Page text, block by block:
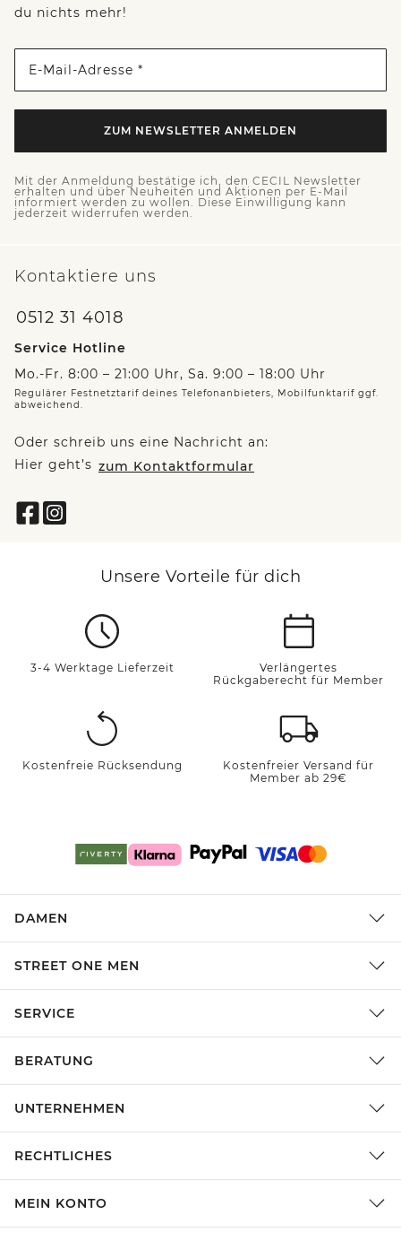
du nichts mehr!
E-Mail-Adresse *
ZUM NEWSLETTER ANMELDEN
Mit der Anmeldung bestätige ich, den CECIL Newsletter
erhalten und über Neuheiten und Aktionen per E-Mail
informiert werden zu wollen. Diese Einwilligung kann
jederzeit widerrufen werden.
Kontaktiere uns
0512 31 4018
Service Hotline
Mo.-Fr. 8:00 – 21:00 Uhr, Sa. 9:00 – 18:00 Uhr
Regulärer Festnetztarif deines Telefonanbieters, Mobilfunktarif ggf.
abweichend.
Oder schreib uns eine Nachricht an:
Hier geht’s zum Kontaktformular
Unsere Vorteile für dich
3-4 Werktage Lieferzeit
Verlängertes
Rückgaberecht für Member
Kostenfreie Rücksendung
Kostenfreier Versand für
Member ab 29€
DAMEN
STREET ONE MEN
SERVICE
BERATUNG
UNTERNEHMEN
RECHTLICHES
MEIN KONTO